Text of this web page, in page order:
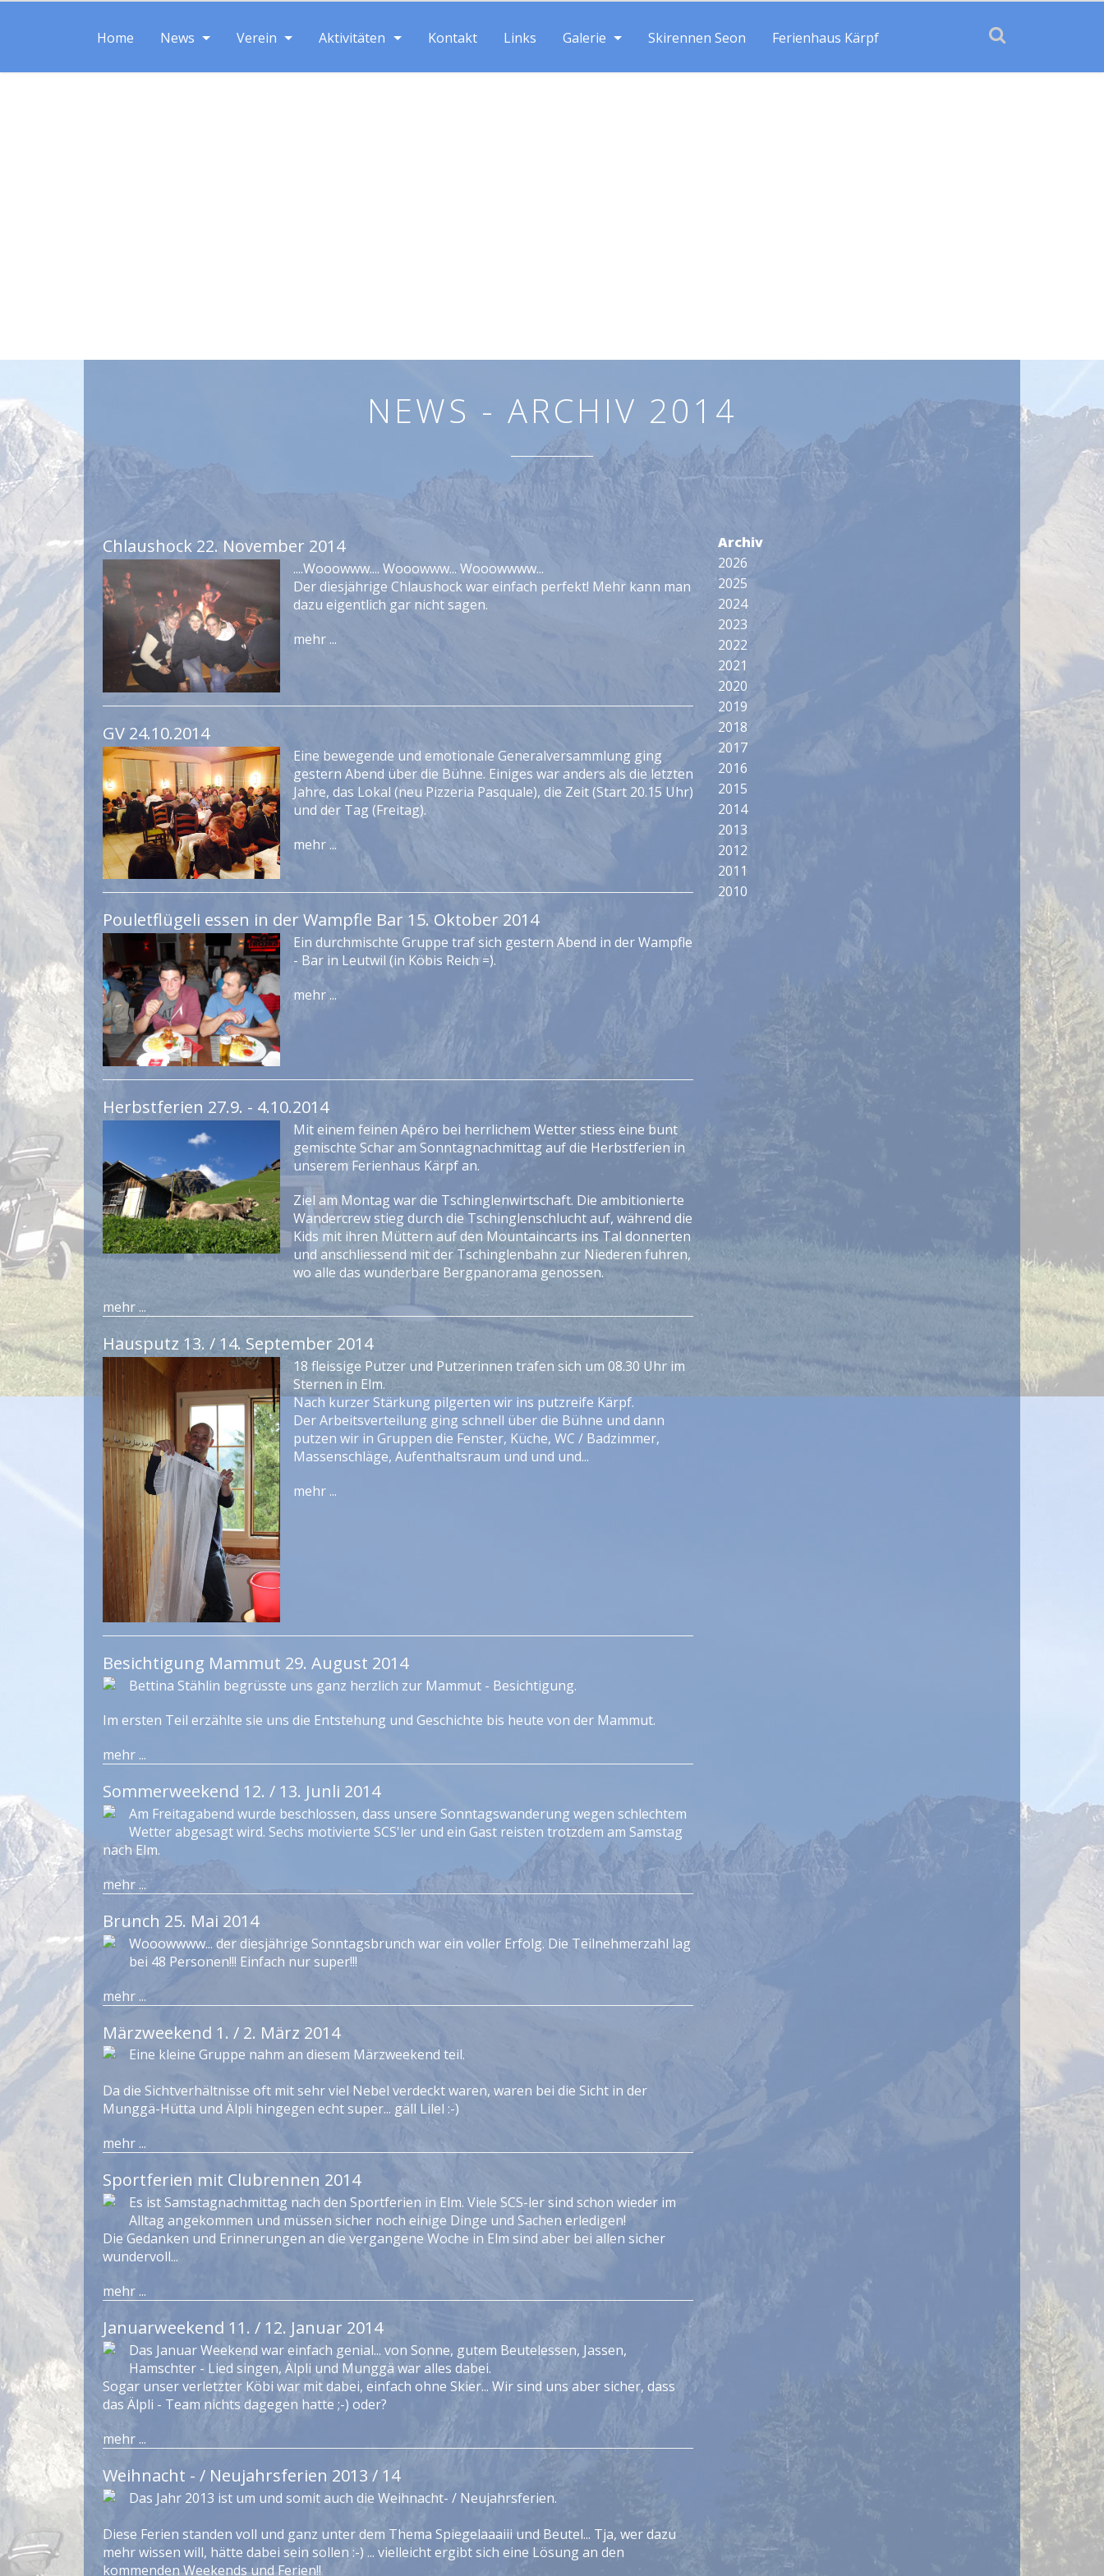
Home News Verein Aktivitäten Kontakt Links Galerie Skirennen Seon Ferienhaus Kärpf
NEWS - ARCHIV 2014
Chlaushock 22. November 2014
....Wooowww.... Wooowww... Wooowwww...
Der diesjährige Chlaushock war einfach perfekt! Mehr kann man
dazu eigentlich gar nicht sagen.
mehr ...
GV 24.10.2014
Eine bewegende und emotionale Generalversammlung ging
gestern Abend über die Bühne. Einiges war anders als die letzten
Jahre, das Lokal (neu Pizzeria Pasquale), die Zeit (Start 20.15 Uhr)
und der Tag (Freitag).
mehr ...
Pouletflügeli essen in der Wampfle Bar 15. Oktober 2014
Ein durchmischte Gruppe traf sich gestern Abend in der Wampfle
- Bar in Leutwil (in Köbis Reich =).
mehr ...
Herbstferien 27.9. - 4.10.2014
Mit einem feinen Apéro bei herrlichem Wetter stiess eine bunt
gemischte Schar am Sonntagnachmittag auf die Herbstferien in
unserem Ferienhaus Kärpf an.
Ziel am Montag war die Tschinglenwirtschaft. Die ambitionierte
Wandercrew stieg durch die Tschinglenschlucht auf, während die
Kids mit ihren Müttern auf den Mountaincarts ins Tal donnerten
und anschliessend mit der Tschinglenbahn zur Niederen fuhren,
wo alle das wunderbare Bergpanorama genossen.
mehr ...
Hausputz 13. / 14. September 2014
18 fleissige Putzer und Putzerinnen trafen sich um 08.30 Uhr im
Sternen in Elm.
Nach kurzer Stärkung pilgerten wir ins putzreife Kärpf.
Der Arbeitsverteilung ging schnell über die Bühne und dann
putzen wir in Gruppen die Fenster, Küche, WC / Badzimmer,
Massenschläge, Aufenthaltsraum und und und...
mehr ...
Besichtigung Mammut 29. August 2014
Bettina Stählin begrüsste uns ganz herzlich zur Mammut - Besichtigung.
Im ersten Teil erzählte sie uns die Entstehung und Geschichte bis heute von der Mammut.
mehr ...
Sommerweekend 12. / 13. Junli 2014
Am Freitagabend wurde beschlossen, dass unsere Sonntagswanderung wegen schlechtem
Wetter abgesagt wird. Sechs motivierte SCS'ler und ein Gast reisten trotzdem am Samstag
nach Elm.
mehr ...
Brunch 25. Mai 2014
Wooowwww... der diesjährige Sonntagsbrunch war ein voller Erfolg. Die Teilnehmerzahl lag
bei 48 Personen!!! Einfach nur super!!!
mehr ...
Märzweekend 1. / 2. März 2014
Eine kleine Gruppe nahm an diesem Märzweekend teil.
Da die Sichtverhältnisse oft mit sehr viel Nebel verdeckt waren, waren bei die Sicht in der
Munggä-Hütta und Älpli hingegen echt super... gäll Lilel :-)
mehr ...
Sportferien mit Clubrennen 2014
Es ist Samstagnachmittag nach den Sportferien in Elm. Viele SCS-ler sind schon wieder im
Alltag angekommen und müssen sicher noch einige Dinge und Sachen erledigen!
Die Gedanken und Erinnerungen an die vergangene Woche in Elm sind aber bei allen sicher
wundervoll...
mehr ...
Januarweekend 11. / 12. Januar 2014
Das Januar Weekend war einfach genial... von Sonne, gutem Beutelessen, Jassen,
Hamschter - Lied singen, Älpli und Munggä war alles dabei.
Sogar unser verletzter Köbi war mit dabei, einfach ohne Skier... Wir sind uns aber sicher, dass
das Älpli - Team nichts dagegen hatte ;-) oder?
mehr ...
Weihnacht - / Neujahrsferien 2013 / 14
Das Jahr 2013 ist um und somit auch die Weihnacht- / Neujahrsferien.
Diese Ferien standen voll und ganz unter dem Thema Spiegelaaaiii und Beutel... Tja, wer dazu
mehr wissen will, hätte dabei sein sollen :-) ... vielleicht ergibt sich eine Lösung an den
kommenden Weekends und Ferien!!
Archiv
2026
2025
2024
2023
2022
2021
2020
2019
2018
2017
2016
2015
2014
2013
2012
2011
2010